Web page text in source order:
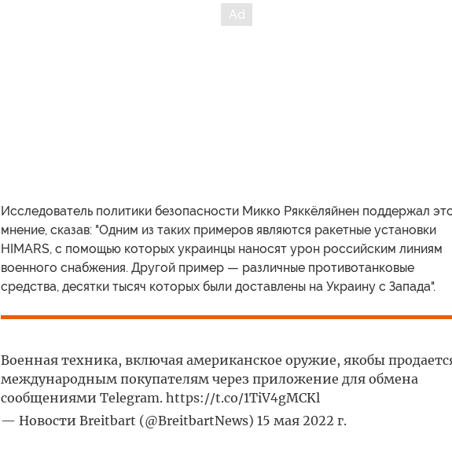
Исследователь политики безопасности Микко Ряккёляйнен поддержал
мнение, сказав: "Одним из таких примеров являются ракетные установки
HIMARS, с помощью которых украинцы наносят урон российским линиям
военного снабжения. Другой пример — различные противотанковые
средства, десятки тысяч которых были доставлены на Украину с Запада".
Военная техника, включая американское оружие, якобы
международным покупателям через приложение для обмена
сообщениями Telegram. https://t.co/1TiV4gMCKl
— Новости Breitbart (@BreitbartNews) 15 мая 2022 г.